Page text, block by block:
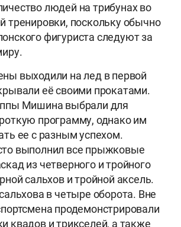
людей на трибунах во
тренировки, поскольку обычно
фигуриста следуют за
выходили на лед в первой
её своими прокатами.
Мишина выбрали для
программу, однако им
ее с разным успехом.
выполнил все прыжковые
из четверного и тройного
сальхов и тройной аксель.
в четыре оборота. Вне
продемонстрировали
квадов и трикселей, а также